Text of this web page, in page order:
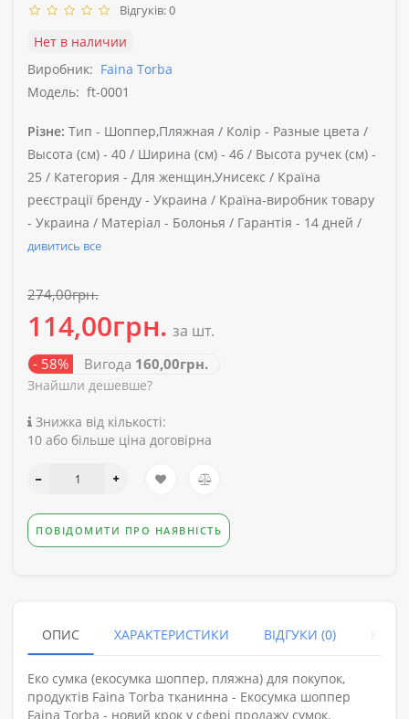
Відгуків: 0
Нет в наличии
Виробник: Faina Torba
Модель: ft-0001
Різне: Тип - Шоппер,Пляжная / Колір - Разные цвета /
Высота (см) - 40 / Ширина (см) - 46 / Высота ручек (см) -
25 / Категория - Для женщин,Унисекс / Країна
реєстрації бренду - Украина / Країна-виробник товару
- Украина / Матеріал - Болонья / Гарантія - 14 дней /
дивитись все
274,00грн.
114,00грн. за шт.
- 58% Вигода 160,00грн.
Знайшли дешевше?
Знижка від кількості:
10 або більше ціна договірна
ПОВІДОМИТИ ПРО НАЯВНІСТЬ
ОПИС ХАРАКТЕРИСТИКИ ВІДГУКИ (0)
Еко сумка (екосумка шоппер, пляжна) для покупок,
продуктів Faina Torba тканинна - Екосумка шоппер
Faina Torba - новий крок у сфері продажу сумок.